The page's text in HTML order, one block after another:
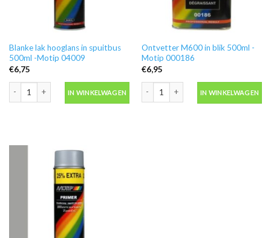
Blanke lak hooglans in spuitbus
500ml -Motip 04009
€6,75
IN WINKELWAGEN
Ontvetter M600 in blik 500ml -
Motip 000186
€6,95
IN WINKELWAGEN